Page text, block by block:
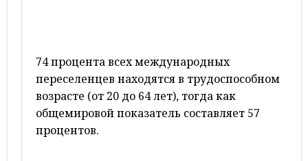
74 процента всех международных
переселенцев находятся в трудоспособном
возрасте (от 20 до 64 лет), тогда как
общемировой показатель составляет 57
процентов.